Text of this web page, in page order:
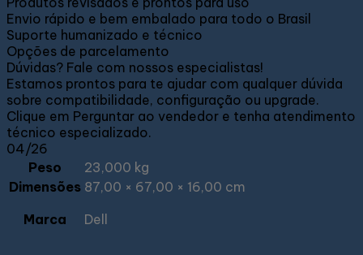
Envio rápido e bem embalado para todo o Brasil
Suporte humanizado e técnico
Opções de parcelamento
Dúvidas? Fale com nossos especialistas!
Estamos prontos para te ajudar com qualquer dúvida
sobre compatibilidade, configuração ou upgrade.
Clique em Perguntar ao vendedor e tenha atendimento
técnico especializado.
04/26
Peso
23,000 kg
Dimensões 87,00 × 67,00 × 16,00 cm
Marca
Dell